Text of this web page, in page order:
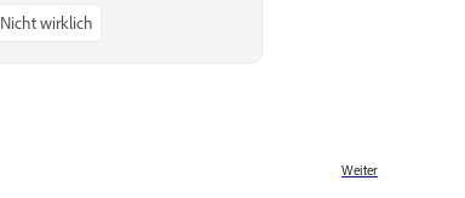
Nicht wirklich
Weiter